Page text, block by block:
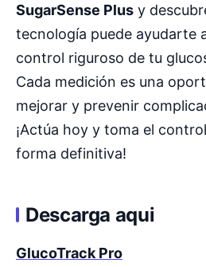
SugarSense Plus y
tecnología puede ayudarte
control riguroso de tu
Cada medición es una
mejorar y prevenir
¡Actúa hoy y toma el
forma definitiva!
Descarga aqui
GlucoTrack Pro